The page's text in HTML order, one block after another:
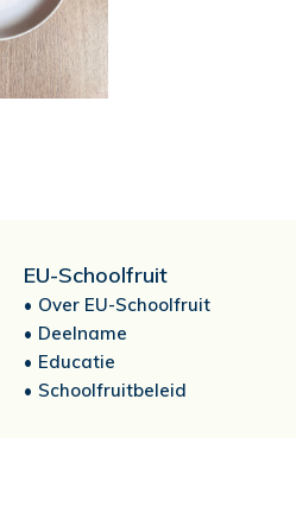
EU-Schoolfruit
Over EU-Schoolfruit
Deelname
Educatie
Schoolfruitbeleid